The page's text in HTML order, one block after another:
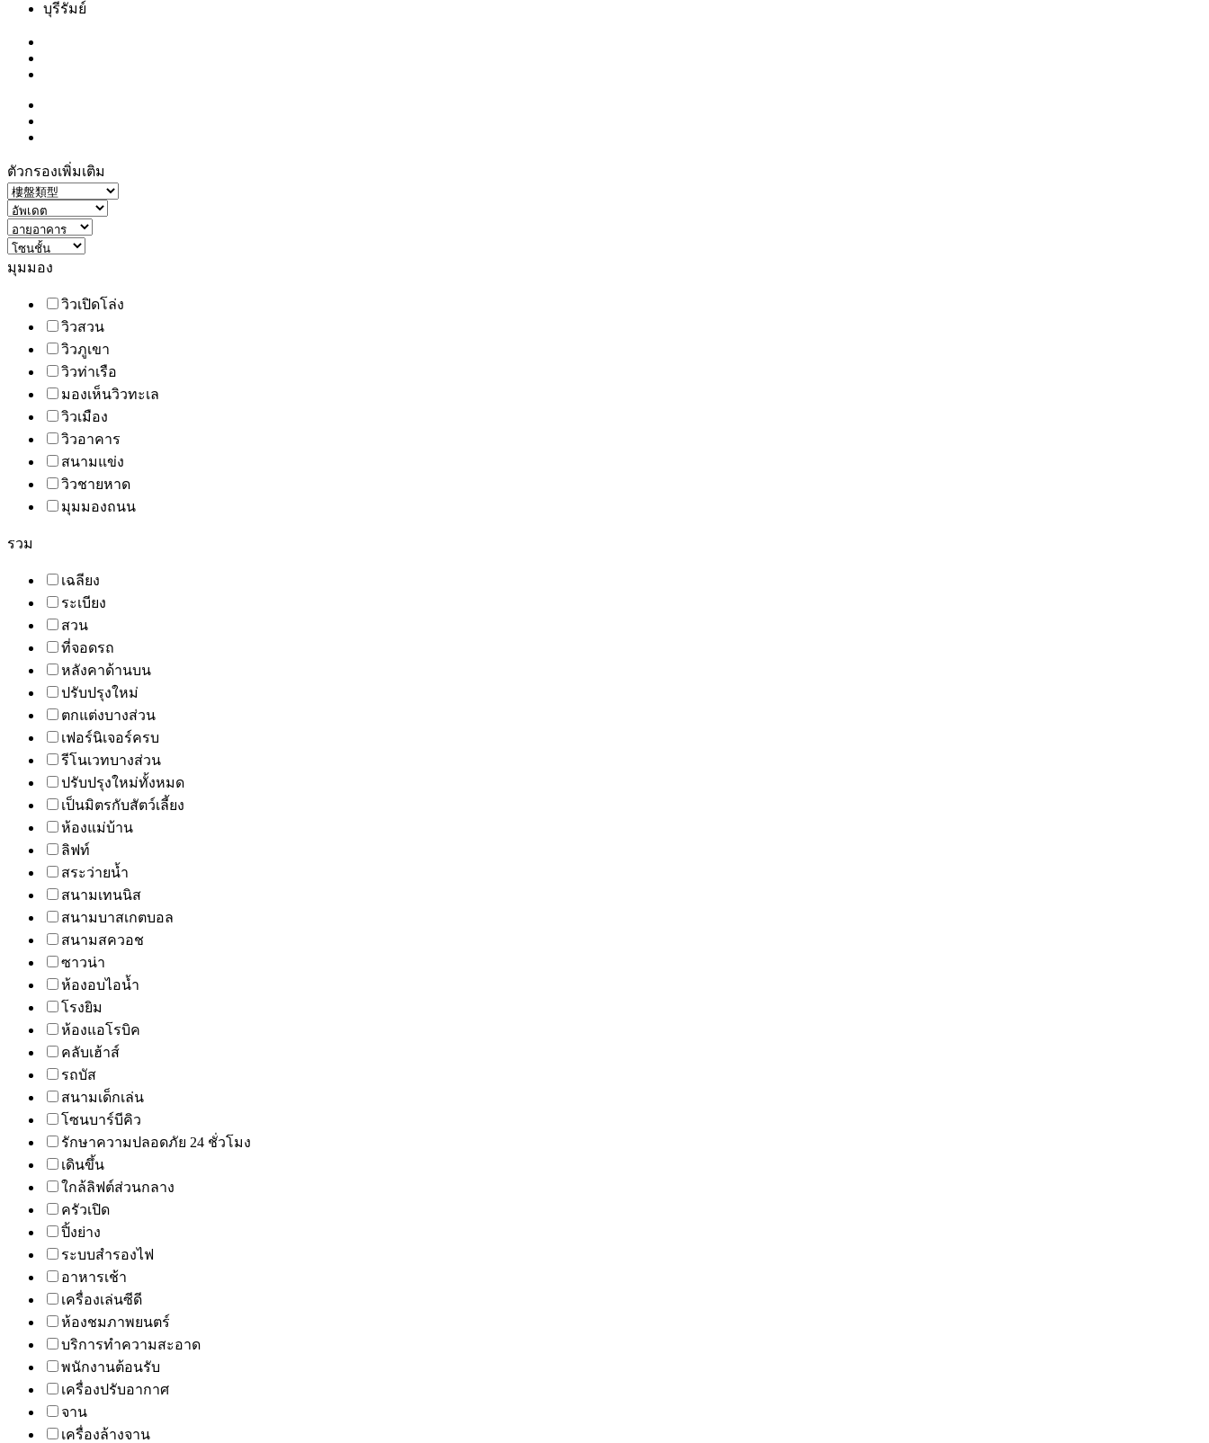
บุรีรัมย์
ตัวกรองเพิ่มเติม
มุมมอง
วิวเปิดโล่ง
วิวสวน
วิวภูเขา
วิวท่าเรือ
มองเห็นวิวทะเล
วิวเมือง
วิวอาคาร
สนามแข่ง
วิวชายหาด
มุมมองถนน
รวม
เฉลียง
ระเบียง
สวน
ที่จอดรถ
หลังคาด้านบน
ปรับปรุงใหม่
ตกแต่งบางส่วน
เฟอร์นิเจอร์ครบ
รีโนเวทบางส่วน
ปรับปรุงใหม่ทั้งหมด
เป็นมิตรกับสัตว์เลี้ยง
ห้องแม่บ้าน
ลิฟท์
สระว่ายน้ำ
สนามเทนนิส
สนามบาสเกตบอล
สนามสควอช
ซาวน่า
ห้องอบไอน้ำ
โรงยิม
ห้องแอโรบิค
คลับเฮ้าส์
รถบัส
สนามเด็กเล่น
โซนบาร์บีคิว
รักษาความปลอดภัย 24 ชั่วโมง
เดินขึ้น
ใกล้ลิฟต์ส่วนกลาง
ครัวเปิด
ปิ้งย่าง
ระบบสำรองไฟ
อาหารเช้า
เครื่องเล่นซีดี
ห้องชมภาพยนตร์
บริการทำความสะอาด
พนักงานต้อนรับ
เครื่องปรับอากาศ
จาน
เครื่องล้างจาน